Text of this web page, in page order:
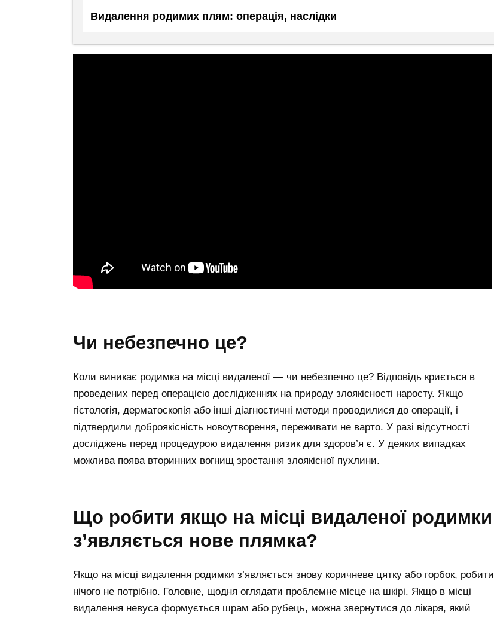
Видалення родимих плям: операція, наслідки
чи небезпечно це?
Коли виникає родимка на місці видаленої — чи небезпечно це? Відповідь криється в
проведених перед операцією дослідженнях на природу злоякісності наросту. Якщо
гістологія, дерматоскопія або інші діагностичні методи проводилися до операції, і
підтвердили доброякісність новоутворення, переживати не варто. У разі відсутності
досліджень перед процедурою видалення ризик для здоров’я є. У деяких випадках
можлива поява вторинних вогнищ зростання злоякісної пухлини.
що робити якщо на місці видаленої родимки
з’являється нове плямка?
Якщо на місці видалення родимки з’являється знову коричневе цятку або горбок, робити
нічого не потрібно. Головне, щодня оглядати проблемне місце на шкірі. Якщо в місці
видалення невуса формується шрам або рубець, можна звернутися до лікаря, який